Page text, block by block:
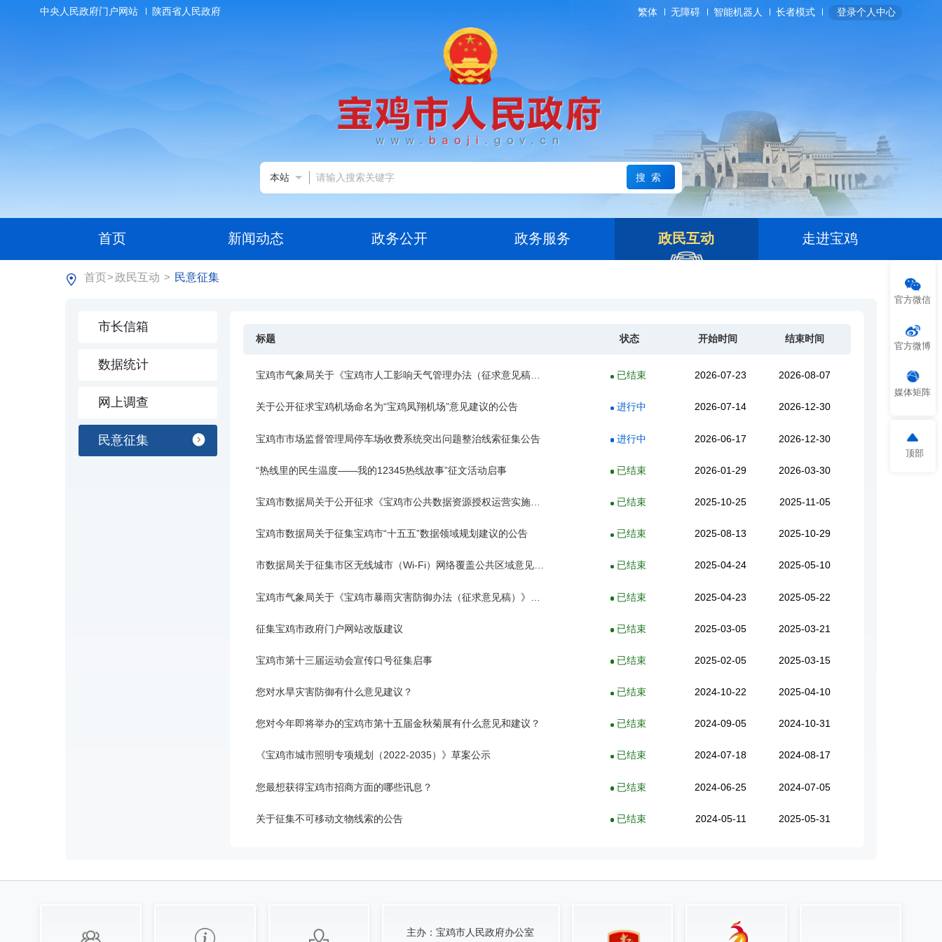
中央人民政府门户网站 陕西省人民政府 繁体 无障碍 智能机器人 长者模式 登录个人中心
本站 搜索
首页 新闻动态 政务公开 政务服务 政民互动 走进宝鸡
官方微信
官方微博
媒体矩阵
顶部
首页>政民互动 > 民意征集
市长信箱
数据统计
网上调查
民意征集
标题 状态 开始时间 结束时间
宝鸡市气象局关于《宝鸡市人工影响天气管理办法（征求意见稿）》征求意见的公告 已结束 2026-07-23 2026-08-07
关于公开征求宝鸡机场命名为“宝鸡凤翔机场”意见建议的公告 进行中 2026-07-14 2026-12-30
宝鸡市市场监督管理局停车场收费系统突出问题整治线索征集公告 进行中 2026-06-17 2026-12-30
“热线里的民生温度——我的12345热线故事”征文活动启事 已结束 2026-01-29 2026-03-30
宝鸡市数据局关于公开征求《宝鸡市公共数据资源授权运营实施细则（试行）》（征求意见稿）意见的公告 已结束 2025-10-25 2025-11-05
宝鸡市数据局关于征集宝鸡市“十五五”数据领域规划建议的公告 已结束 2025-08-13 2025-10-29
市数据局关于征集市区无线城市（Wi-Fi）网络覆盖公共区域意见建议的公告 已结束 2025-04-24 2025-05-10
已结束 2025-04-23 2025-05-22
征集宝鸡市政府门户网站改版建议 已结束 2025-03-05 2025-03-21
宝鸡市第十三届运动会宣传口号征集启事 已结束 2025-02-05 2025-03-15
您对水旱灾害防御有什么意见建议？ 已结束 2024-10-22 2025-04-10
您对今年即将举办的宝鸡市第十五届金秋菊展有什么意见和建议？ 已结束 2024-09-05 2024-10-31
《宝鸡市城市照明专项规划（2022-2035）》草案公示 已结束 2024-07-18 2024-08-17
您最想获得宝鸡市招商方面的哪些讯息？ 已结束 2024-06-25 2024-07-05
关于征集不可移动文物线索的公告 已结束 2024-05-11 2025-05-31
主办： 宝鸡市人民政府办公室